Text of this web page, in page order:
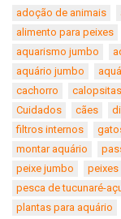
adoção de animais
alimento para peixes
aquarismo jumbo
aquário jumbo
cachorro
calopsitas
Cuidados
cães
filtros internos
montar aquário
peixe jumbo
peixes
pesca de tucunaré-
plantas para aquário